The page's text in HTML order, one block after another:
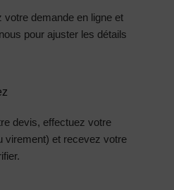
votre demande en ligne et
pour ajuster les détails
devis, effectuez votre
virement) et recevez votre